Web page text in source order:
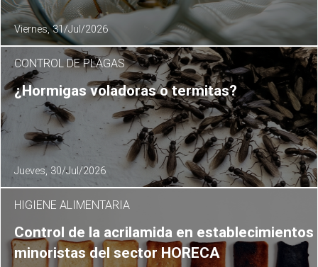
Viernes, 31/Jul/2026
CONTROL DE PLAGAS
¿Hormigas voladoras o termitas?
Jueves, 30/Jul/2026
HIGIENE ALIMENTARIA
Control de la acrilamida en establecimientos
minoristas del sector HORECA